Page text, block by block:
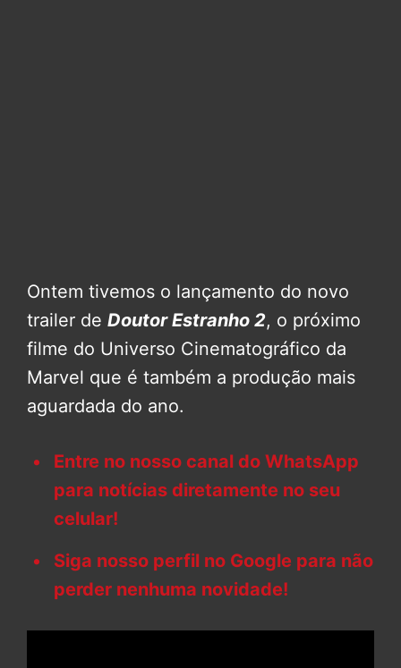
Ontem tivemos o lançamento do novo
trailer de Doutor Estranho 2, o próximo
filme do Universo Cinematográfico da
Marvel que é também a produção mais
aguardada do ano.
Entre no nosso canal do WhatsApp
para notícias diretamente no seu
celular!
Siga nosso perfil no Google para não
perder nenhuma novidade!